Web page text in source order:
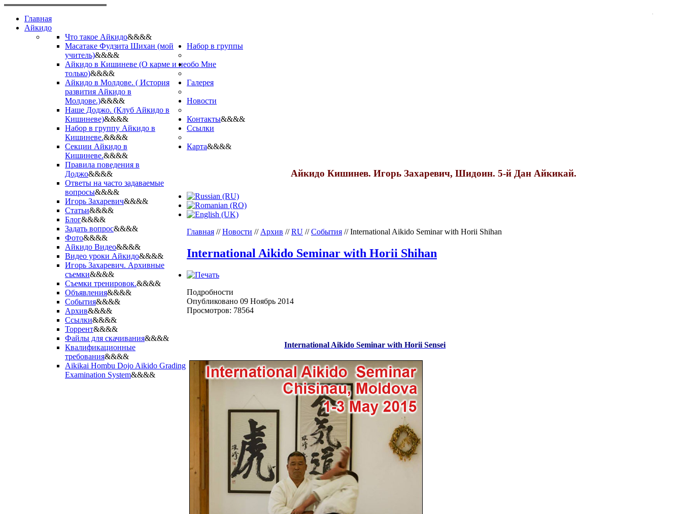
.
Главная
Айкидо
Что такое Айкидо&&&&
Масатаке Фудзита Шихан (мой
учитель)&&&&
Айкидо в Кишиневе (О карме и не
только)&&&&
Айкидо в Молдове. ( История
развития Айкидо в
Молдове.)&&&&
Наше Доджо. (Клуб Айкидо в
Кишиневе)&&&&
Набор в группы
Набор в группу Айкидо в
Кишиневе.&&&&
Секции Айкидо в
Кишиневе.&&&&
Правила поведения в
Доджо&&&&
Ответы на часто задаваемые
вопросы&&&&
обо Мне
Игорь Захаревич&&&&
Статьи&&&&
Блог&&&&
Задать вопрос&&&&
Галерея
Фото&&&&
Айкидо Видео&&&&
Видео уроки Айкидо&&&&
Игорь Захаревич. Архивные
съемки&&&&
Съемки тренировок.&&&&
Новости
Объявления&&&&
События&&&&
Архив&&&&
Контакты&&&&
Ссылки
Ссылки&&&&
Торрент&&&&
Файлы для скачивания&&&&
Квалификационные
требования&&&&
Aikikai Hombu Dojo Aikido Grading
Examination System&&&&
Карта&&&&
Айкидо Кишинев. Игорь Захаревич, Шидоин. 5-й Дан Айкикай.
Главная //Новости // Архив //RU //События //International Aikido Seminar with Horii Shihan
International Aikido Seminar with Horii Shihan
Подробности
Опубликовано 09 Ноябрь 2014
Просмотров: 78564
International Aikido Seminar with Horii Sensei